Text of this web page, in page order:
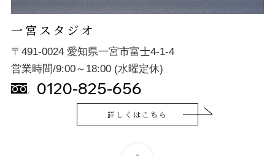
一宮スタジオ
〒491-0024 愛知県一宮市富士4-1-4
営業時間/9:00～18:00 (水曜定休)
0120-825-656
詳しくはこちら